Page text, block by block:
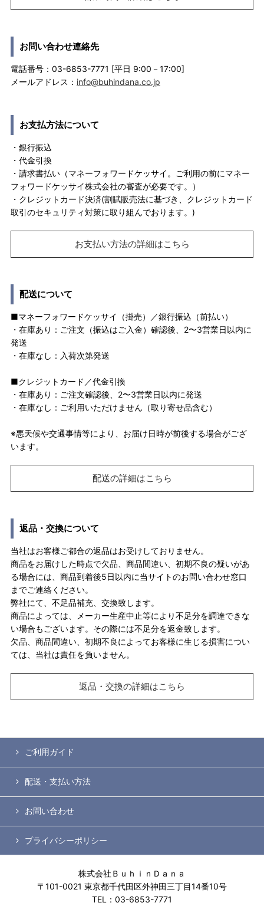
お問い合わせ連絡先
電話番号：03-6853-7771 [平日 9:00－17:00]
メールアドレス： info@buhindana.co.jp
お支払方法について
・銀行振込
・代金引換
・請求書払い（マネーフォワードケッサイ。ご利用の前にマネー
フォワードケッサイ株式会社の審査が必要です。）
・クレジットカード決済(割賦販売法に基づき、クレジットカード
取引のセキュリティ対策に取り組んでおります。)
お支払い方法の詳細はこちら
配送について
■マネーフォワードケッサイ（掛売）／銀行振込（前払い）
・在庫あり：ご注文（振込はご入金）確認後、2〜3営業日以内に
発送
・在庫なし：入荷次第発送
■クレジットカード／代金引換
・在庫あり：ご注文確認後、2〜3営業日以内に発送
・在庫なし：ご利用いただけません（取り寄せ品含む）
※悪天候や交通事情等により、お届け日時が前後する場合がござ
います。
配送の詳細はこちら
返品・交換について
当社はお客様ご都合の返品はお受けしておりません。
商品をお届けした時点で欠品、商品間違い、初期不良の疑いがあ
る場合には、商品到着後5日以内に当サイトのお問い合わせ窓口
までご連絡ください。
弊社にて、不足品補充、交換致します。
商品によっては、メーカー生産中止等により不足分を調達できな
い場合もございます。その際には不足分を返金致します。
欠品、商品間違い、初期不良によってお客様に生じる損害につい
ては、当社は責任を負いません。
返品・交換の詳細はこちら
ご利用ガイド
配送・支払い方法
お問い合わせ
プライバシーポリシー
株式会社ＢｕｈｉｎＤａｎａ
〒101-0021 東京都千代田区外神田三丁目14番10号
TEL：03-6853-7771